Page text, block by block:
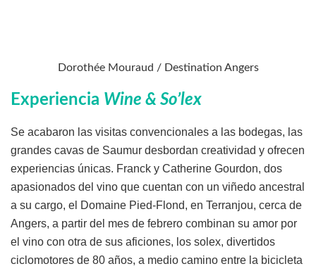
Dorothée Mouraud / Destination Angers
Experiencia Wine & So’lex
Se acabaron las visitas convencionales a las bodegas, las
grandes cavas de Saumur desbordan creatividad y ofrecen
experiencias únicas. Franck y Catherine Gourdon, dos
apasionados del vino que cuentan con un viñedo ancestral
a su cargo, el Domaine Pied-Flond, en Terranjou, cerca de
Angers, a partir del mes de febrero combinan su amor por
el vino con otra de sus aficiones, los solex, divertidos
ciclomotores de 80 años, a medio camino entre la bicicleta